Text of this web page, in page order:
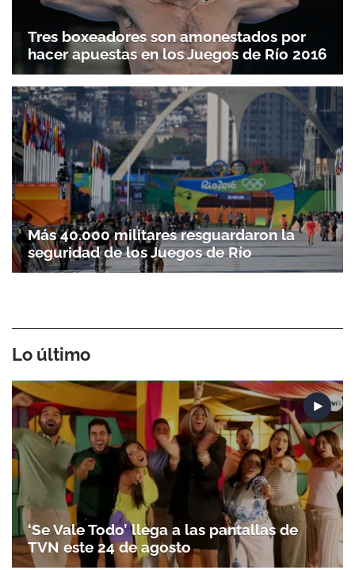
Tres boxeadores son amonestados por
hacer apuestas en los Juegos de Río 2016
Más 40.000 militares resguardaron la
seguridad de los Juegos de Río
Lo último
‘Se Vale Todo’ llega a las pantallas de
TVN este 24 de agosto